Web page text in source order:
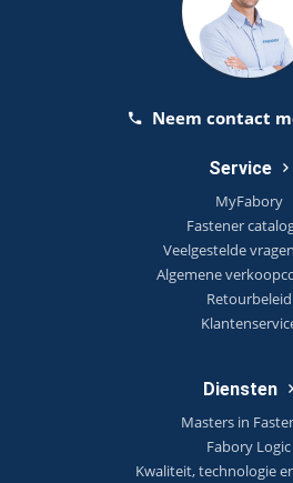
Neem contact
Service
MyFabory
Fastener
Veelgestelde
Algemene
Retourbeleid
Diensten
Masters in
Fabory Logic
Kwaliteit, technologie